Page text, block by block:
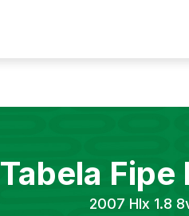
Tabela Fipe
2007 Hlx 1.8